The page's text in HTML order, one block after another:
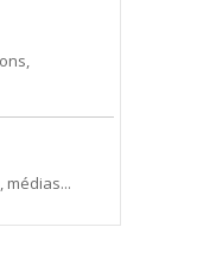
médias...